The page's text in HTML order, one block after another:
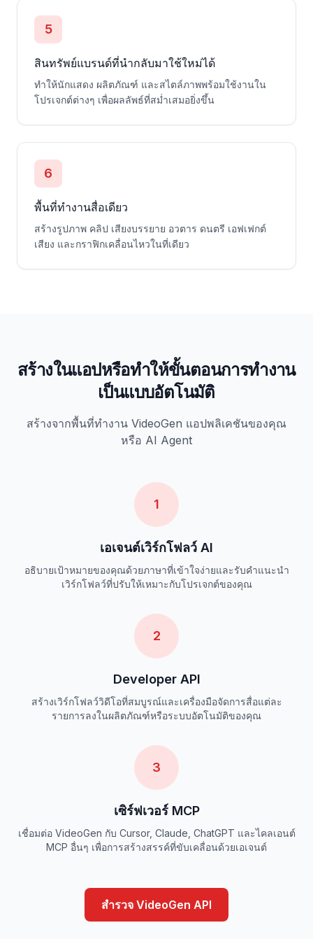
5
สินทรัพย์แบรนด์ที่นำกลับมาใช้ใหม่ได้
ทำให้นักแสดง ผลิตภัณฑ์ และสไตล์ภาพพร้อมใช้งานใน
โปรเจกต์ต่างๆ เพื่อผลลัพธ์ที่สม่ำเสมอยิ่งขึ้น
6
พื้นที่ทำงานสื่อเดียว
สร้างรูปภาพ คลิป เสียงบรรยาย อวตาร ดนตรี เอฟเฟกต์
เสียง และกราฟิกเคลื่อนไหวในที่เดียว
สร้างในแอปหรือทำให้ขั้นตอนการทำงาน
เป็นแบบอัตโนมัติ
สร้างจากพื้นที่ทำงาน VideoGen แอปพลิเคชันของคุณ
หรือ AI Agent
1
เอเจนต์เวิร์กโฟลว์ AI
อธิบายเป้าหมายของคุณด้วยภาษาที่เข้าใจง่ายและรับคำแนะนำ
เวิร์กโฟลว์ที่ปรับให้เหมาะกับโปรเจกต์ของคุณ
2
Developer API
สร้างเวิร์กโฟลว์วิดีโอที่สมบูรณ์และเครื่องมือจัดการสื่อแต่ละ
รายการลงในผลิตภัณฑ์หรือระบบอัตโนมัติของคุณ
3
เซิร์ฟเวอร์ MCP
เชื่อมต่อ VideoGen กับ Cursor, Claude, ChatGPT และไคลเอนต์
MCP อื่นๆ เพื่อการสร้างสรรค์ที่ขับเคลื่อนด้วยเอเจนต์
สำรวจ VideoGen API